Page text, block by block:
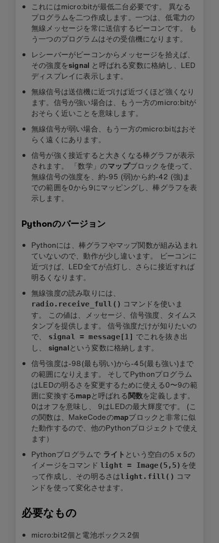
これにはmicro:bitが最低二台必要です。 異なる
プログラムを二つ作成します。一つは、低電力の
無線メッセージを常に送信するビーコンです。 も
う一つのプログラムはその受信機になります。
レシーバーがビーコンからメッセージを拾えば、
その強度をsignal と呼ばれる変数に格納し、LED
ディスプレイに表示します。
無線信号は送信機に近づけば近づくほど強くなり
ます。信号が強い場合は、もう一方のmicro:bitが
おそらく近いことを意味します。
無線信号が弱い場合、もう一方のmicro:bitはおそ
らく遠くにあります。
信号が強く接近すると大きくなる棒グラフが表示
されます。 「数学」のマップブロックを使って、
無線信号の強度を、約-95 (弱)から約-42 (強)ま
での範囲を0から9にマッピングし、棒グラフを表
示します。
Pythonのバージョン
Pythonには、棒グラフやマップ関数が組み込まれ
ていないので、動作が少し違います。 ビーコンに
近づけば、LED全てが点灯し、さらに接近すれば
明るくなります。
無線強度の読み取りには、
radio.receive_full() コマンドを使いま
す。 この値は、メッセージ、信号強度、タイムス
タンプを提供します。 信号強度だけが知りたいの
で、
signal = message[1] でこれを抜き出
し、 signalという変数に格納します。
信号強度は-98(最も弱い)から-45(最も強い)まで
の範囲になりえます。 そしてPythonプログラム
はLEDの明るさを変更するために使える0〜9の範
囲に変換するmapと呼ばれる関数を定義します。
0はオフを意味し、 9はLEDの最大輝度です。 (こ
の関数は、MakeCodeのmapブロックと非常に似
た動作するので、他のPythonプロジェクトで使え
ます）
Pythonプログラムで ライト という空白の5 x 5の
イメージをコマンド light = Image(5,5) を使
って作成し、その明るさはlight.fill() コマ
ンドを使って変化させます。
必要なもの
micro:bit2個と電池ボックス2個